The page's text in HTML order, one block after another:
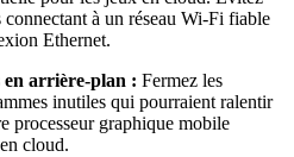
connectant à un réseau Wi-Fi fiable
Ethernet.
en arrière-plan : Fermez les
inutiles qui pourraient ralentir
processeur graphique mobile
cloud.